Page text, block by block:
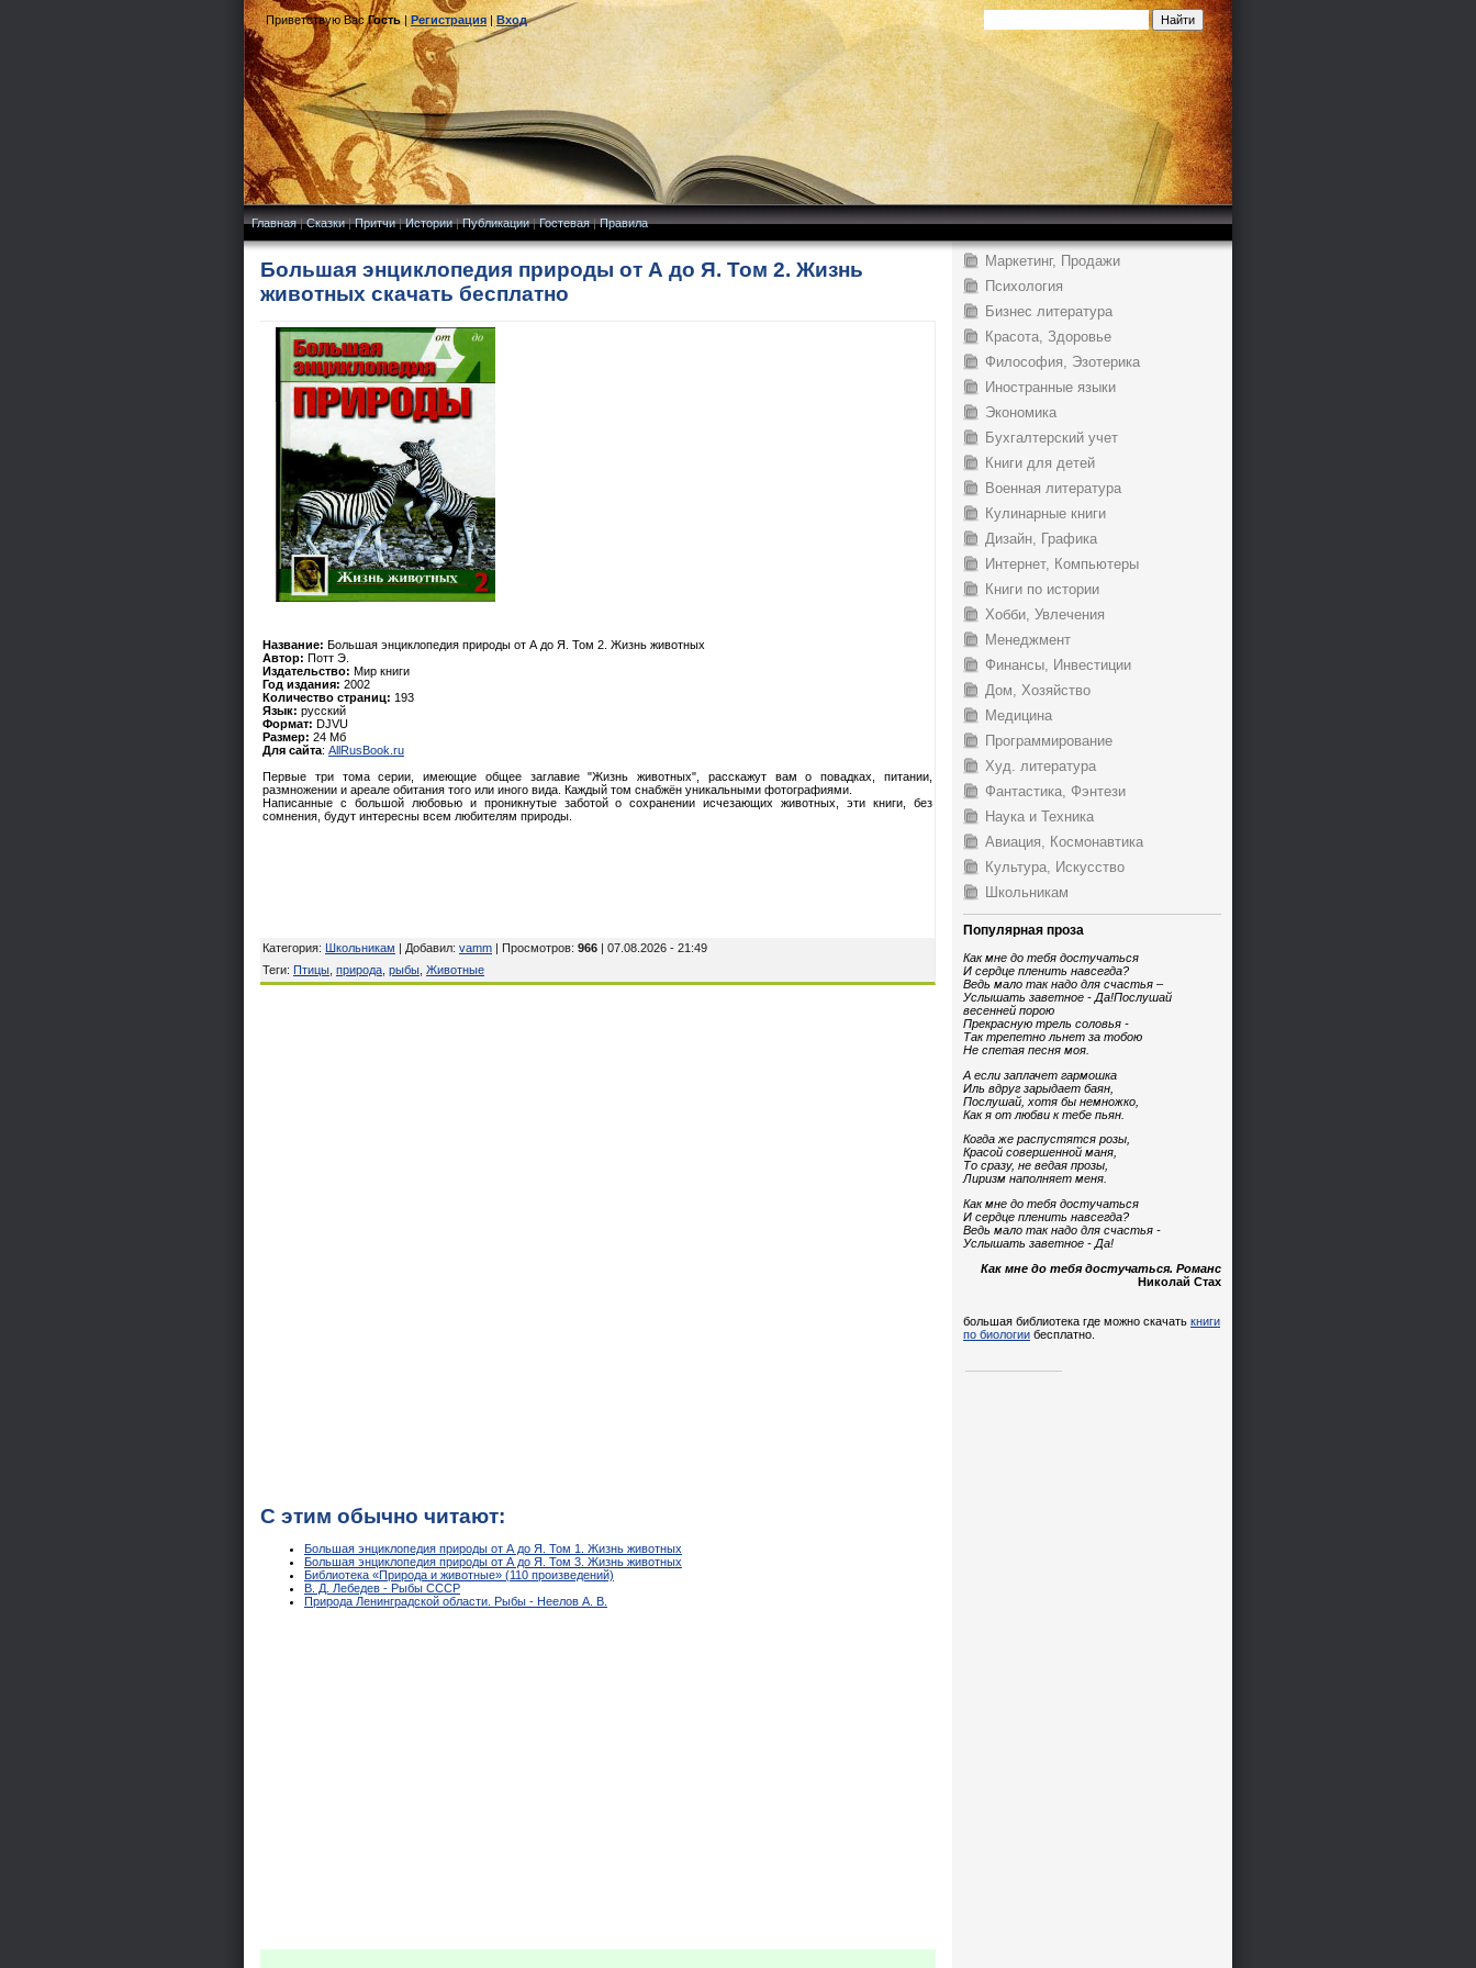
Приветствую Вас Гость|Регистрация|Вход
Главная|Сказки|Притчи|Истории|Публикации|Гостевая|Правила
Большая энциклопедия природы от А до Я. Том 2. Жизнь
животных скачать бесплатно
Название: Большая энциклопедия природы от А до Я. Том 2. Жизнь животных
Автор: Потт Э.
Издательство: Мир книги
Год издания: 2002
Количество страниц: 193
Язык: русский
Формат: DJVU
Размер: 24 Мб
Для сайта: AllRusBook.ru
Первые три тома серии, имеющие общее заглавие "Жизнь животных", расскажут вам о повадках, питании,
размножении и ареале обитания того или иного вида. Каждый том снабжён уникальными фотографиями.
Написанные с большой любовью и проникнутые заботой о сохранении исчезающих животных, эти книги, без
сомнения, будут интересны всем любителям природы.
Категория: Школьникам | Добавил: vamm | Просмотров: 966 | 07.08.2026 - 21:49
Теги: Птицы природа рыбы Животные
С этим обычно читают:
Большая энциклопедия природы от А до Я. Том 1. Жизнь животных
Большая энциклопедия природы от А до Я. Том 3. Жизнь животных
Библиотека «Природа и животные» (110 произведений)
В. Д. Лебедев - Рыбы СССР
Природа Ленинградской области. Рыбы - Неелов А. В.
Маркетинг, Продажи
Психология
Бизнес литература
Красота, Здоровье
Философия, Эзотерика
Иностранные языки
Экономика
Бухгалтерский учет
Книги для детей
Военная литература
Кулинарные книги
Дизайн, Графика
Интернет, Компьютеры
Книги по истории
Хобби, Увлечения
Менеджмент
Финансы, Инвестиции
Дом, Хозяйство
Медицина
Программирование
Худ. литература
Фантастика, Фэнтези
Наука и Техника
Авиация, Космонавтика
Культура, Искусство
Школьникам
Популярная проза
Как мне до тебя достучаться
И сердце пленить навсегда?
Ведь мало так надо для счастья –
Услышать заветное - Да!Послушай
весенней порою
Прекрасную трель соловья -
Так трепетно льнет за тобою
Не спетая песня моя.
А если заплачет гармошка
Иль вдруг зарыдает баян,
Послушай, хотя бы немножко,
Как я от любви к тебе пьян.
Когда же распустятся розы,
Красой совершенной маня,
То сразу, не ведая прозы,
Лиризм наполняет меня.
Как мне до тебя достучаться
И сердце пленить навсегда?
Ведь мало так надо для счастья -
Услышать заветное - Да!
Как мне до тебя достучаться. Романс
Николай Стах
большая библиотека где можно скачать книги
по биологии бесплатно.